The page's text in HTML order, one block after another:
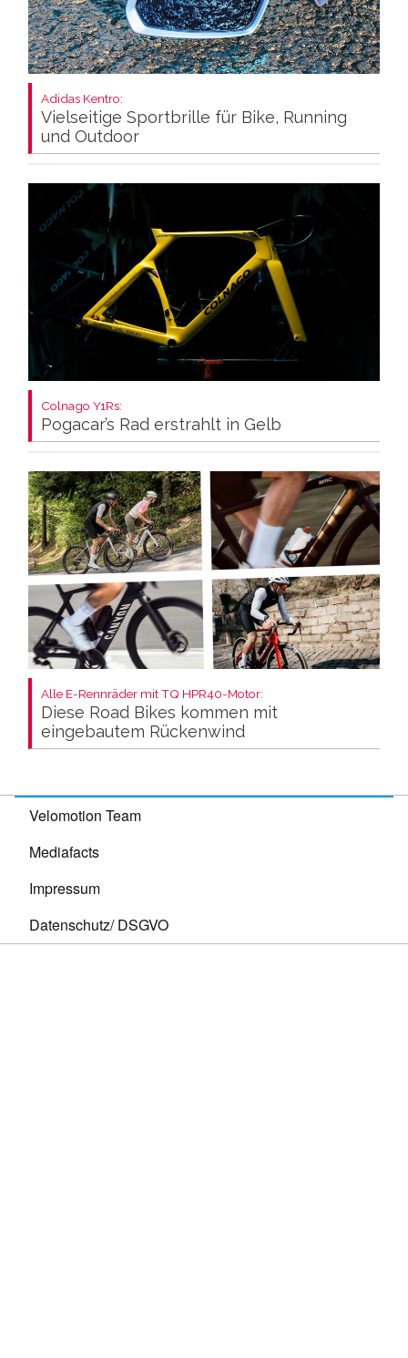
Adidas Kentro:
Vielseitige Sportbrille für Bike, Running
und Outdoor
Colnago Y1Rs:
Pogacar’s Rad erstrahlt in Gelb
Alle E-Rennräder mit TQ HPR40-Motor:
Diese Road Bikes kommen mit
eingebautem Rückenwind
Velomotion Team
Mediafacts
Impressum
Datenschutz/ DSGVO